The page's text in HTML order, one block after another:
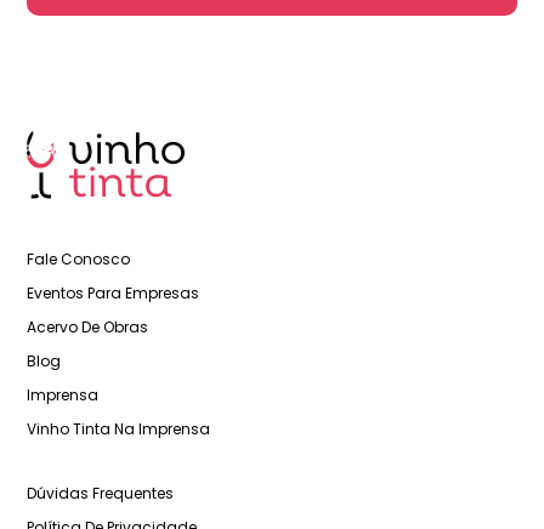
Fale Conosco
Eventos Para Empresas
Acervo De Obras
Blog
Imprensa
Vinho Tinta Na Imprensa
Dúvidas Frequentes